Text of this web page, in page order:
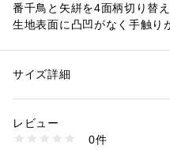
番千鳥と矢絣を4面柄切り替
生地表面に凸凹がなく手触り
に拭くことができます。
※照明の関係により、実際よ
ります。また、パソコン・ス
性別：メンズ
ル
ポリエステル100％
生産国：日本製
サイズ詳細
レビュー
0件